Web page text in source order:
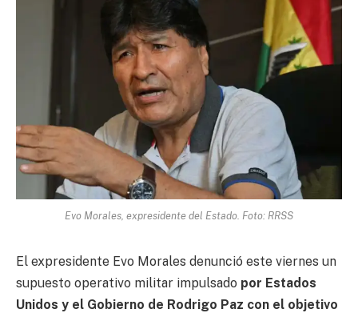
Evo Morales, expresidente del Estado. Foto: RRSS
El expresidente Evo Morales denunció este viernes un
supuesto operativo militar impulsado por Estados
Unidos y el Gobierno de Rodrigo Paz con el objetivo